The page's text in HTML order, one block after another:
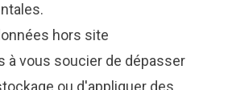
hors site
à vous soucier de dépasser
ou d'appliquer des